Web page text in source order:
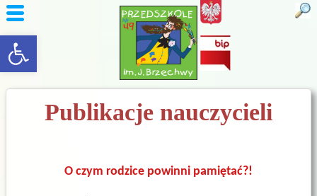
rozwiń/zwiń panel
Publikacje nauczycieli
O czym rodzice powinni pamiętać?!